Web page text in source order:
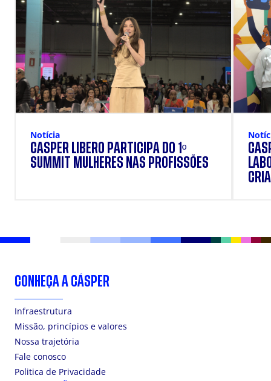
Notícia
CÁSPER LÍBERO PARTICIPA DO 1º
SUMMIT MULHERES NAS PROFISSÕES
CONHEÇA A CÁSPER
Infraestrutura
Missão, princípios e valores
Nossa trajetória
Fale conosco
Politica de Privacidade